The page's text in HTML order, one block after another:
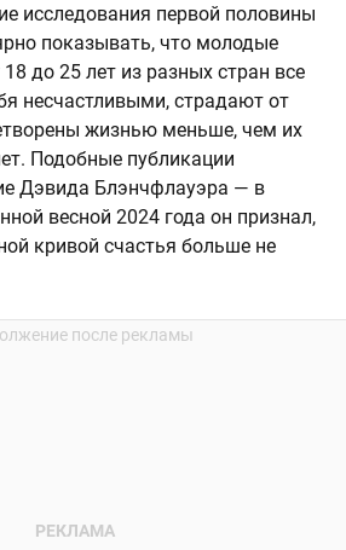
исследования первой половины
показывать, что молодые
до 25 лет из разных стран все
несчастливыми, страдают от
жизнью меньше, чем их
Подобные публикации
Дэвида Блэнчфлауэра — в
весной 2024 года он признал,
кривой счастья больше не